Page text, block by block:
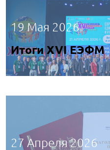
19 Мая 2026
Итоги XVI ЕЭФМ
27 Апреля 2026